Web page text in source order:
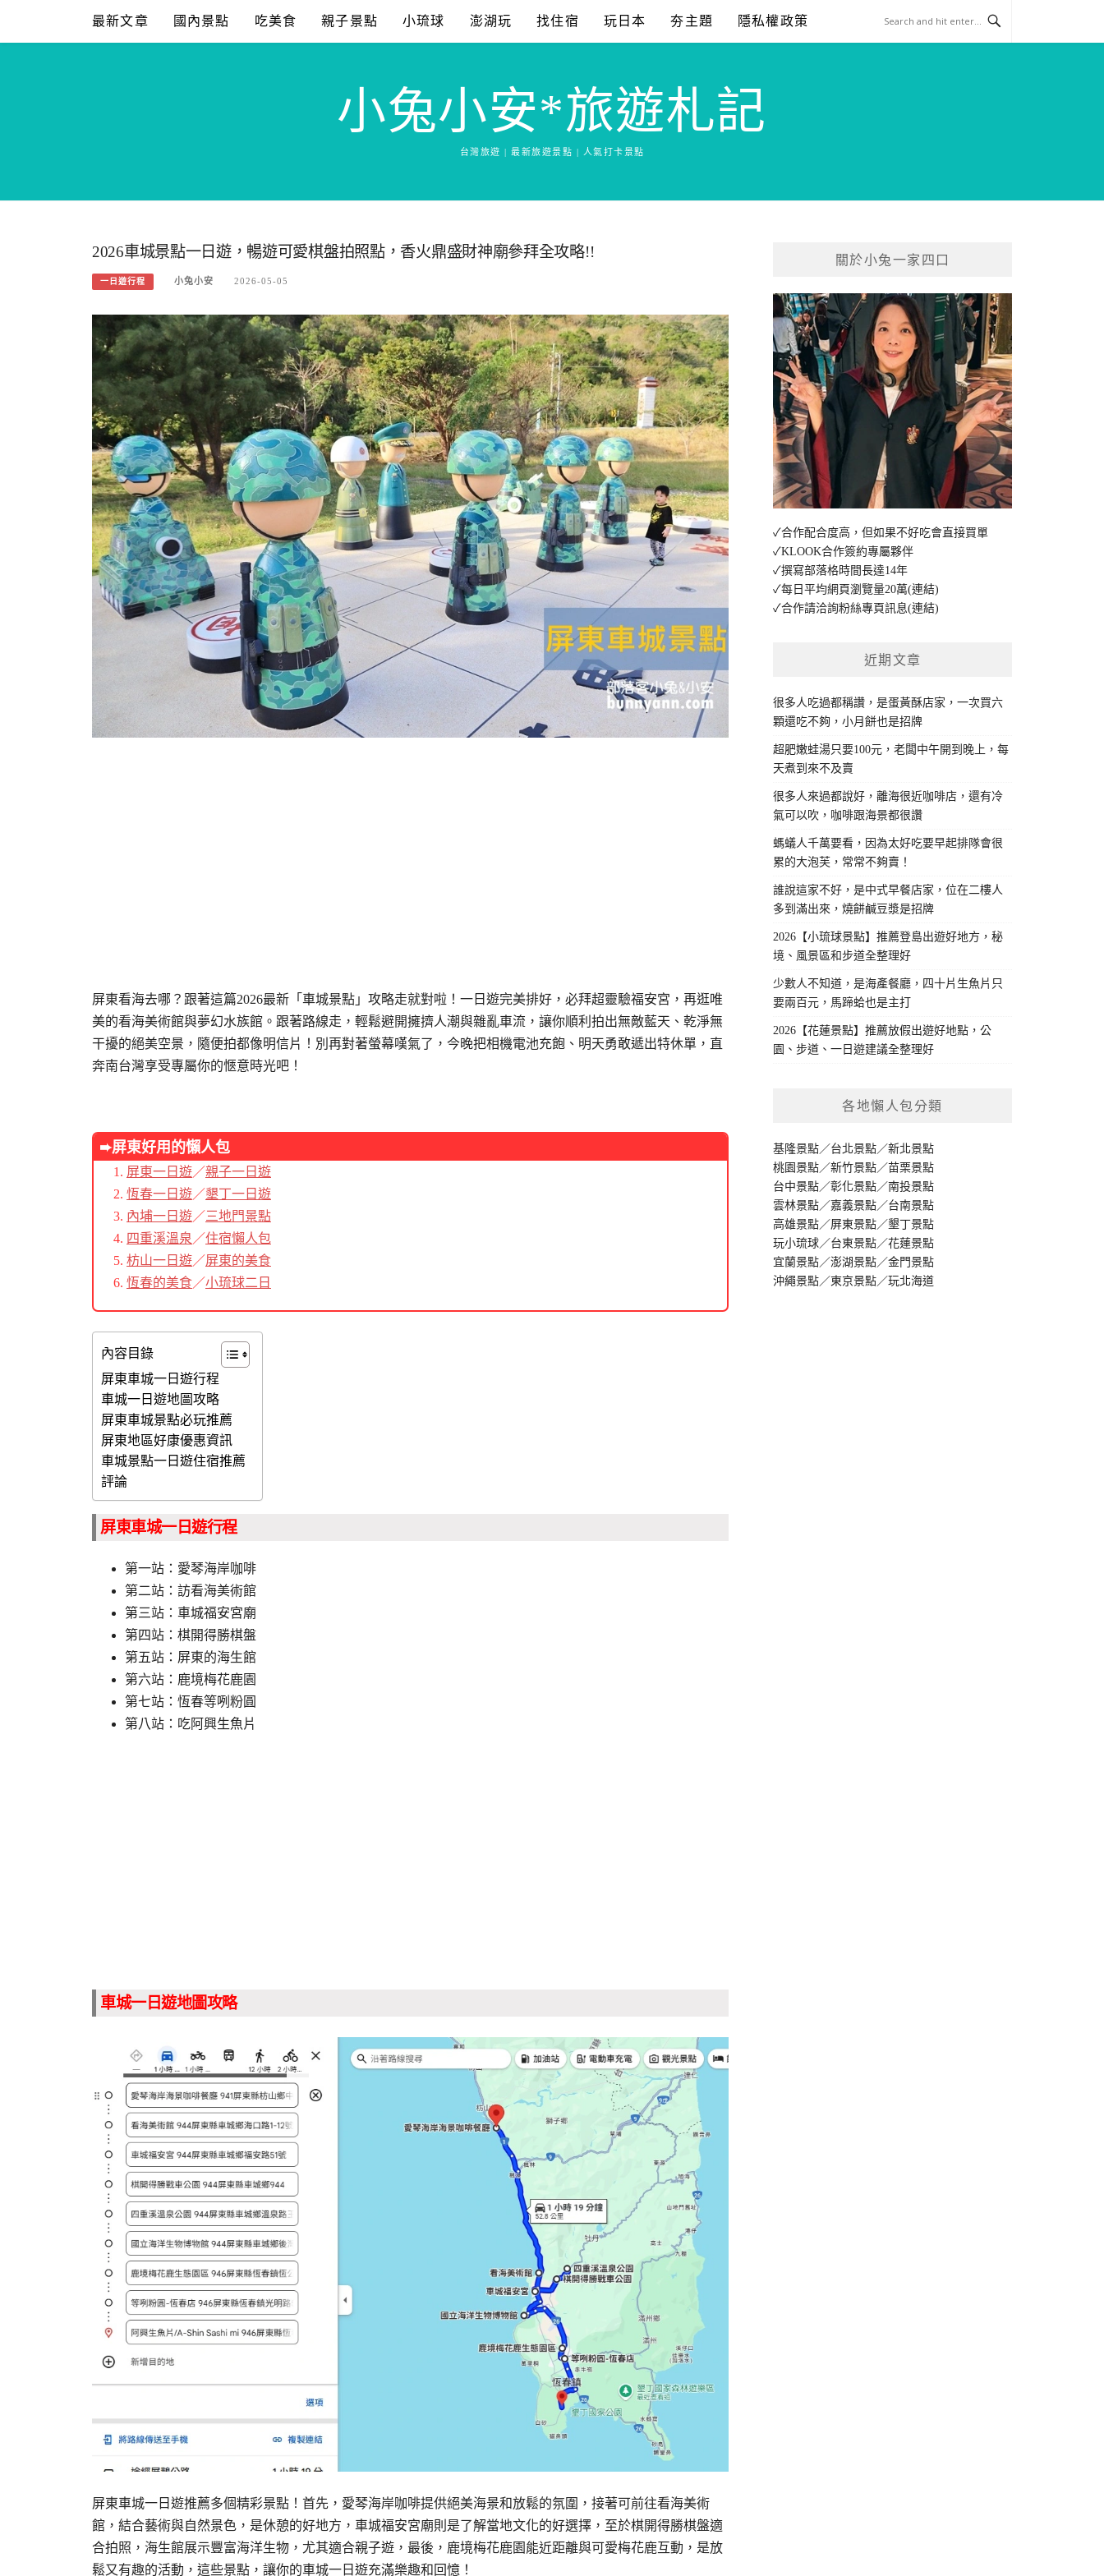
content
最新文章 國內景點 吃美食 親子景點 小琉球 澎湖玩 找住宿 玩日本 夯主題 隱私權政策
小兔小安*旅遊札記
台灣旅遊 | 最新旅遊景點 | 人氣打卡景點
2026車城景點一日遊，暢遊可愛棋盤拍照點，香火鼎盛財神廟參拜全攻略!!
一日遊行程 小兔小安 2026-05-05
屏東看海去哪？跟著這篇2026最新「車城景點」攻略走就對啦！一日遊完美排好，必拜超靈驗福安宮，再逛唯
美的看海美術館與夢幻水族館。跟著路線走，輕鬆避開擁擠人潮與雜亂車流，讓你順利拍出無敵藍天、乾淨無
干擾的絕美空景，隨便拍都像明信片！別再對著螢幕嘆氣了，今晚把相機電池充飽、明天勇敢遞出特休單，直
奔南台灣享受專屬你的愜意時光吧！
➨屏東好用的懶人包
屏東一日遊／親子一日遊
恆春一日遊／墾丁一日遊
內埔一日遊／三地門景點
四重溪溫泉 ／住宿懶人包
枋山一日遊／屏東的美食
恆春的美食／小琉球二日
內容目錄
屏東車城一日遊行程
車城一日遊地圖攻略
屏東車城景點必玩推薦
屏東地區好康優惠資訊
車城景點一日遊住宿推薦
評論
屏東車城一日遊行程
第一站：愛琴海岸咖啡
第二站：訪看海美術館
第三站：車城福安宮廟
第四站：棋開得勝棋盤
第五站：屏東的海生館
第六站：鹿境梅花鹿園
第七站：恆春等咧粉圓
第八站：吃阿興生魚片
車城一日遊地圖攻略
屏東車城一日遊推薦多個精彩景點！首先，愛琴海岸咖啡提供絕美海景和放鬆的氛圍，接著可前往看海美術
館，結合藝術與自然景色，是休憩的好地方，車城福安宮廟則是了解當地文化的好選擇，至於棋開得勝棋盤適
合拍照，海生館展示豐富海洋生物，尤其適合親子遊，最後，鹿境梅花鹿園能近距離與可愛梅花鹿互動，是放
鬆又有趣的活動，這些景點，讓你的車城一日遊充滿樂趣和回憶！
關於小兔一家四口
✓合作配合度高，但如果不好吃會直接買單
✓KLOOK合作簽約專屬夥伴
✓撰寫部落格時間長達14年
✓每日平均網頁瀏覽量20萬(連結)
✓合作請洽詢粉絲專頁訊息(連結)
近期文章
很多人吃過都稱讚，是蛋黃酥店家，一次買六
顆還吃不夠，小月餅也是招牌
超肥嫩蛙湯只要100元，老闆中午開到晚上，每
天煮到來不及賣
很多人來過都說好，離海很近咖啡店，還有冷
氣可以吹，咖啡跟海景都很讚
螞蟻人千萬要看，因為太好吃要早起排隊會很
累的大泡芙，常常不夠賣！
誰說這家不好，是中式早餐店家，位在二樓人
多到滿出來，燒餅鹹豆漿是招牌
2026【小琉球景點】推薦登島出遊好地方，秘
境、風景區和步道全整理好
少數人不知道，是海產餐廳，四十片生魚片只
要兩百元，馬蹄蛤也是主打
2026【花蓮景點】推薦放假出遊好地點，公
園、步道、一日遊建議全整理好
各地懶人包分類
基隆景點／台北景點／新北景點
桃園景點／新竹景點／苗栗景點
台中景點／彰化景點／南投景點
雲林景點／嘉義景點／台南景點
高雄景點／屏東景點／墾丁景點
玩小琉球／台東景點／花蓮景點
宜蘭景點／澎湖景點／金門景點
沖繩景點／東京景點／玩北海道